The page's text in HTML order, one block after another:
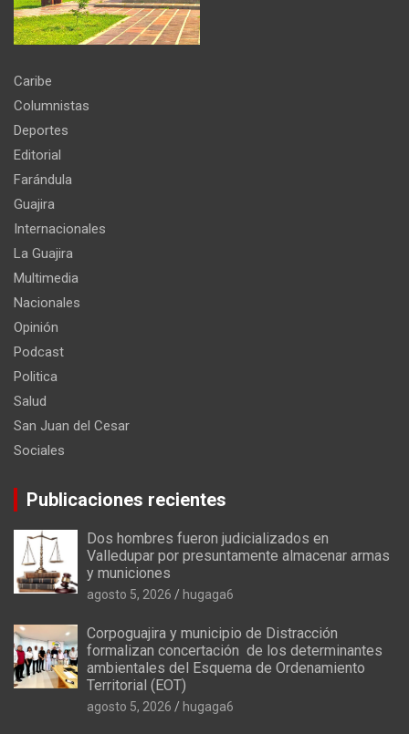
Caribe
Columnistas
Deportes
Editorial
Farándula
Guajira
Internacionales
La Guajira
Multimedia
Nacionales
Opinión
Podcast
Politica
Salud
San Juan del Cesar
Sociales
Publicaciones recientes
Dos hombres fueron judicializados en
Valledupar por presuntamente almacenar armas
y municiones
agosto 5, 2026 hugaga6
Corpoguajira y municipio de Distracción
formalizan concertación de los determinantes
ambientales del Esquema de Ordenamiento
Territorial (EOT)
agosto 5, 2026 hugaga6